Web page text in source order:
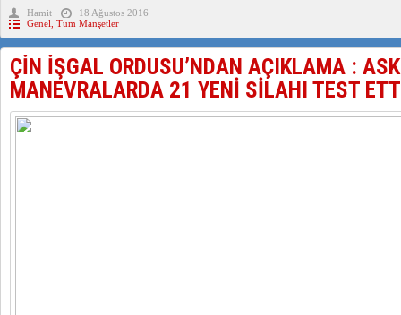
SAADET PARTİSİ İLÇE BAŞKANI : TEMMUZ AYI,DOĞU
İŞGALCİ ÇİN,DOĞU TÜRKİSTAN’DA EN AZ 143 BİN
Uygurlarda Düğün ve Cenaze
Hamit
18 Ağustos 2016
Genel Tüm Manşetler
ÇİN İŞGAL ORDUSU’NDAN AÇIKLAMA :
MANEVRALARDA 21 YENİ SİLAHI TEST